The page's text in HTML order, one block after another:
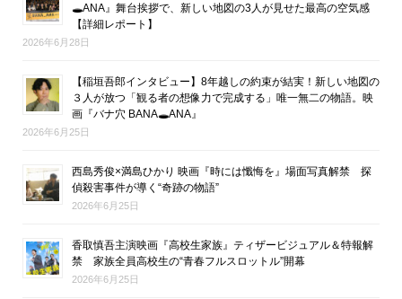
🕳ANA』舞台挨拶で、新しい地図の3人が見せた最高の空気感
【詳細レポート】
2026年6月28日
【稲垣吾郎インタビュー】8年越しの約束が結実！新しい地図の
３人が放つ「観る者の想像力で完成する」唯一無二の物語。映
画『バナ穴 BANA🕳ANA』
2026年6月25日
西島秀俊×満島ひかり 映画『時には懺悔を』場面写真解禁 探
偵殺害事件が導く“奇跡の物語”
2026年6月25日
香取慎吾主演映画『高校生家族』ティザービジュアル＆特報解
禁 家族全員高校生の“青春フルスロットル”開幕
2026年6月25日